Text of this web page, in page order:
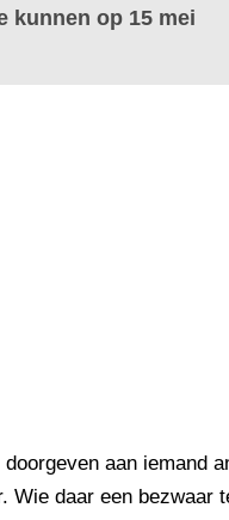
kunnen op 15 mei
aan iemand
Wie daar een bezwaar